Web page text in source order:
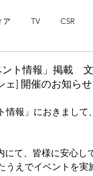
ア TV CSR
ト情報」掲載 文
ェ] 開催のお知
情報」におきまし
て、皆様に安心し
えでイベントを実